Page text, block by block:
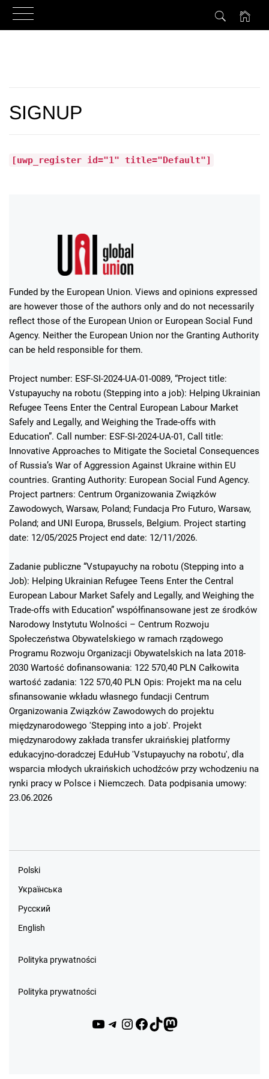
SIGNUP
[uwp_register id="1" title="Default"]
Funded by the European Union. Views and opinions expressed
are however those of the authors only and do not necessarily
reflect those of the European Union or European Social Fund
Agency. Neither the European Union nor the Granting Authority
can be held responsible for them.
Project number: ESF-SI-2024-UA-01-0089, “Project title:
Vstupayuchy na robotu (Stepping into a job): Helping Ukrainian
Refugee Teens Enter the Central European Labour Market
Safely and Legally, and Weighing the Trade-offs with
Education”. Call number: ESF-SI-2024-UA-01, Call title:
Innovative Approaches to Mitigate the Societal Consequences
of Russia’s War of Aggression Against Ukraine within EU
countries. Granting Authority: European Social Fund Agency.
Project partners: Centrum Organizowania Związków
Zawodowych, Warsaw, Poland; Fundacja Pro Futuro, Warsaw,
Poland; and UNI Europa, Brussels, Belgium. Project starting
date: 12/05/2025 Project end date: 12/11/2026.
Zadanie publiczne “Vstupayuchy na robotu (Stepping into a
Job): Helping Ukrainian Refugee Teens Enter the Central
European Labour Market Safely and Legally, and Weighing the
Trade-offs with Education” współfinansowane jest ze środków
Narodowy Instytutu Wolności – Centrum Rozwoju
Społeczeństwa Obywatelskiego w ramach rządowego
Programu Rozwoju Organizacji Obywatelskich na lata 2018-
2030 Wartość dofinansowania: 122 570,40 PLN Całkowita
wartość zadania: 122 570,40 PLN Opis: Projekt ma na celu
sfinansowanie wkładu własnego fundacji Centrum
Organizowania Związków Zawodowych do projektu
międzynarodowego 'Stepping into a job'. Projekt
międzynarodowy zakłada transfer ukraińskiej platformy
edukacyjno-doradczej EduHub 'Vstupayuchy na robotu', dla
wsparcia młodych ukraińskich uchodźców przy wchodzeniu na
rynki pracy w Polsce i Niemczech. Data podpisania umowy:
23.06.2026
Polski
Українська
Русский
English
Polityka prywatności
Polityka prywatności
YouTube
Telegram
Instagram
Facebook
TikTok
Mastodon